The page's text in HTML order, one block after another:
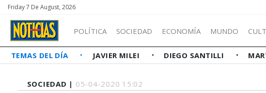
Friday 7 De August, 2026
POLÍTICA SOCIEDAD ECONOMÍA MUNDO
TEMAS DEL DÍA JAVIER MILEI DIEGO SANTILLI
SOCIEDAD | 05-04-2020 15:02